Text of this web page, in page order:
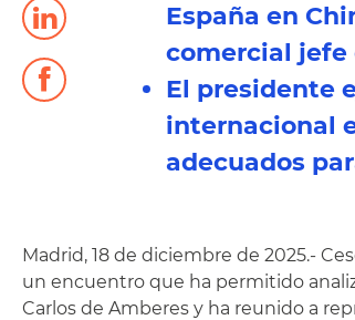
España en
comercial jefe
El presidente
internacional
adecuados
Madrid, 18 de diciembre de 2025.-
un encuentro que ha permitido
Carlos de Amberes y ha reunido a